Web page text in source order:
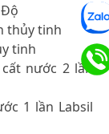
thủy tinh
tinh
nước 2 lần
1 lần Labsil